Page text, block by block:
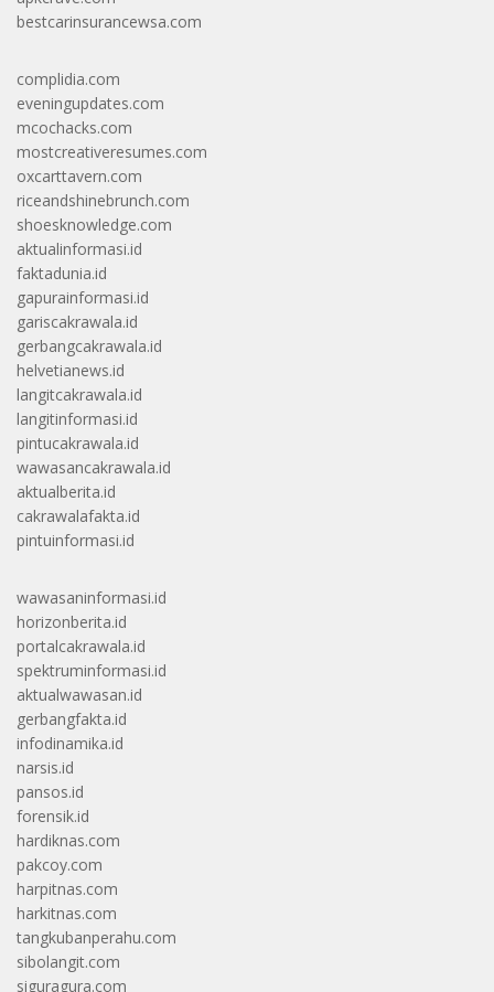
bestcarinsurancewsa.com
complidia.com
eveningupdates.com
mcochacks.com
mostcreativeresumes.com
oxcarttavern.com
riceandshinebrunch.com
shoesknowledge.com
aktualinformasi.id
faktadunia.id
gapurainformasi.id
gariscakrawala.id
gerbangcakrawala.id
helvetianews.id
langitcakrawala.id
langitinformasi.id
pintucakrawala.id
wawasancakrawala.id
aktualberita.id
cakrawalafakta.id
pintuinformasi.id
wawasaninformasi.id
horizonberita.id
portalcakrawala.id
spektruminformasi.id
aktualwawasan.id
gerbangfakta.id
infodinamika.id
narsis.id
pansos.id
forensik.id
hardiknas.com
pakcoy.com
harpitnas.com
harkitnas.com
tangkubanperahu.com
sibolangit.com
siguragura.com